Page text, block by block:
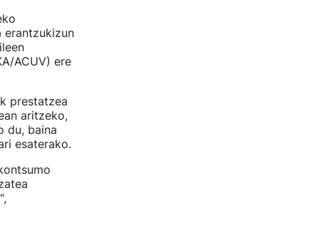
erantzukizun
ACUV) ere
prestatzea
aritzeko,
du, baina
esaterako.